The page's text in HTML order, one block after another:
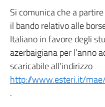
Si comunica che a
il bando relativo alle
Italiano in favore degli
azerbaigiana per l’anno
scaricabile all’indirizzo
http://www.esteri.it/
.